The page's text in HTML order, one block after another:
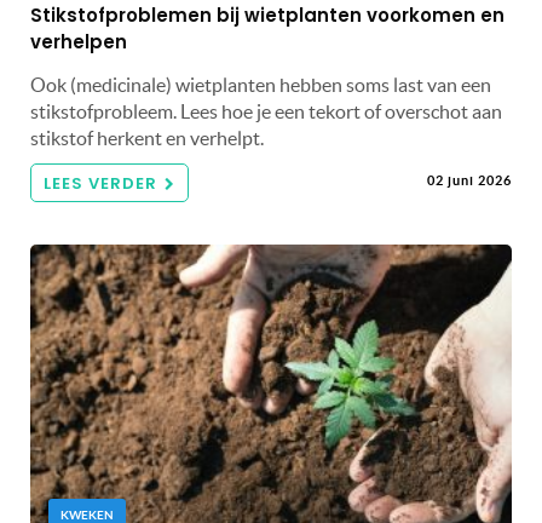
Stikstofproblemen bij wietplanten voorkomen en
verhelpen
Ook (medicinale) wietplanten hebben soms last van een
stikstofprobleem. Lees hoe je een tekort of overschot aan
stikstof herkent en verhelpt.
LEES VERDER 02 juni 2026
KWEKEN